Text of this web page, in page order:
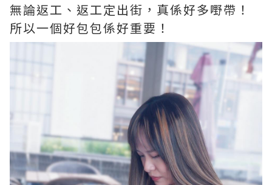
無論返工、返工定出街，真係好多嘢帶！
所以一個好包包係好重要！